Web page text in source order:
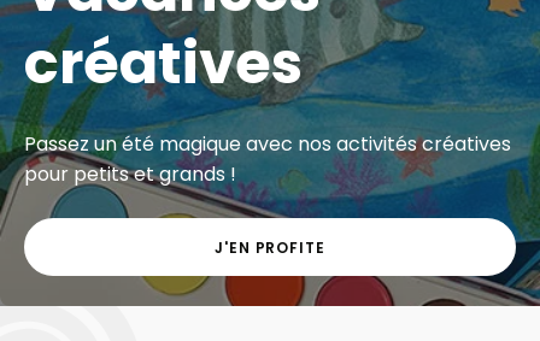
créatives
Passez un été magique avec nos activités créatives
pour petits et grands !
J'EN PROFITE